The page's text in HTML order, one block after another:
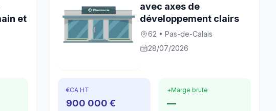
et
avec axes de
développement clairs
62 • Pas-de-Calais
28/07/2026
€CA HT
900 000 €
+Marge brute
—